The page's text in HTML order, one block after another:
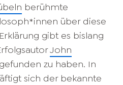
berühmte
über diese
gibt es bislang
John
zu haben. In
sich der bekannte